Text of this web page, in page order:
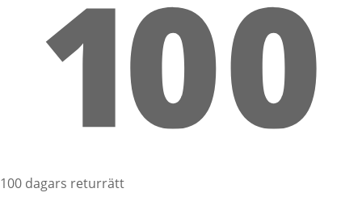
100 dagars returrätt